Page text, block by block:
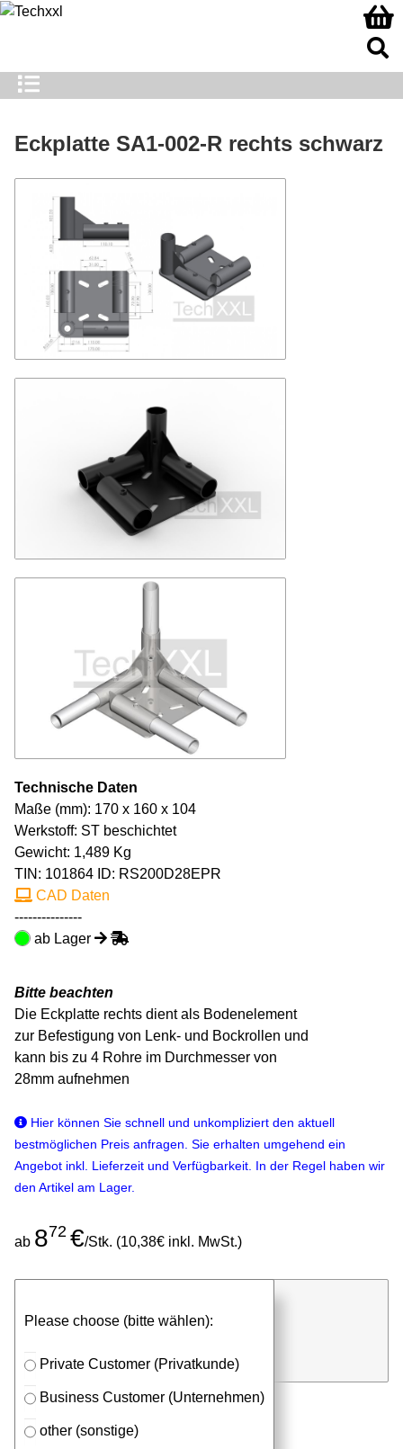
Eckplatte SA1-002-R rechts schwarz
Technische Daten
Maße (mm): 170 x 160 x 104
Werkstoff: ST beschichtet
Gewicht: 1,489 Kg
TIN: 101864 ID: RS200D28EPR
CAD Daten
---------------
ab Lager
Bitte beachten
Die Eckplatte rechts dient als Bodenelement
zur Befestigung von Lenk- und Bockrollen und
kann bis zu 4 Rohre im Durchmesser von
28mm aufnehmen
Hier können Sie schnell und unkompliziert den aktuell
bestmöglichen Preis anfragen. Sie erhalten umgehend ein
Angebot inkl. Lieferzeit und Verfügbarkeit. In der Regel haben wir
den Artikel am Lager.
ab 872 €/Stk. (10,38€ inkl. MwSt.)
Please choose (bitte wählen):
Private Customer (Privatkunde)
Business Customer (Unternehmen)
other (sonstige)
⮮
Stk. in Anfrageliste
Passendes Zubehör